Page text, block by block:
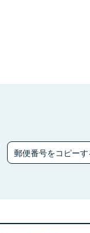
郵便番号をコピーす